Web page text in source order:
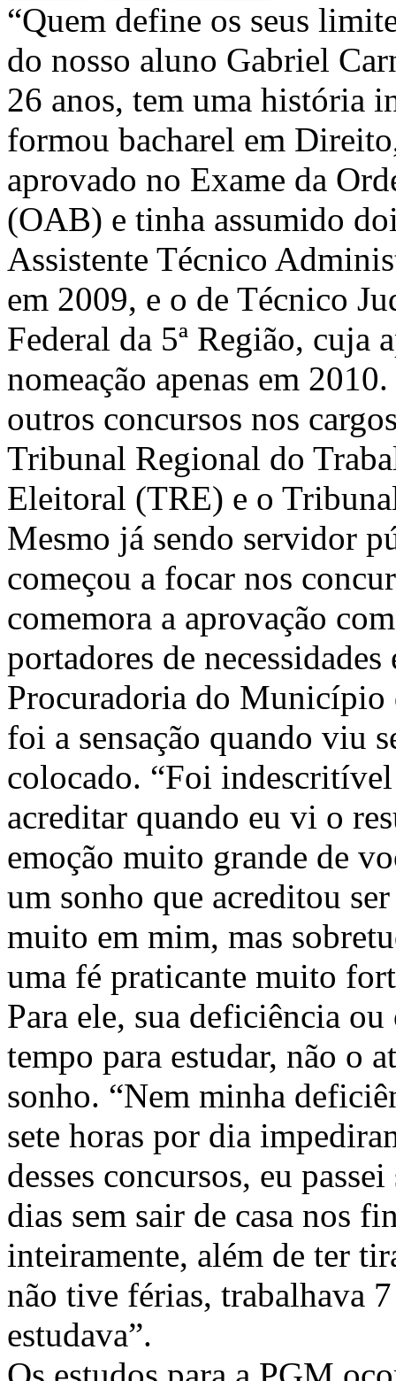
“Quem define os seus
do nosso aluno Gabriel
26 anos, tem uma história
formou bacharel em
aprovado no Exame da
(OAB) e tinha assumido
Assistente Técnico
em 2009, e o de Técnico
Federal da 5ª Região, cuja
nomeação apenas em
outros concursos nos
Tribunal Regional do
Eleitoral (TRE) e o
Mesmo já sendo servidor
começou a focar nos
comemora a aprovação
portadores de
Procuradoria do Município
foi a sensação quando viu
colocado. “Foi
acreditar quando eu vi o
emoção muito grande de
um sonho que acreditou
muito em mim, mas
uma fé praticante muito
Para ele, sua deficiência
tempo para estudar, não o
sonho. “Nem minha
sete horas por dia
desses concursos, eu
dias sem sair de casa nos
inteiramente, além de ter
não tive férias, trabalhava
estudava”.